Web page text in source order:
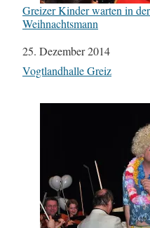
Greizer Kinder warten in
Weihnachtsmann
Datum
25. Dezember 2014
In Bezug auf
Vogtlandhalle Greiz